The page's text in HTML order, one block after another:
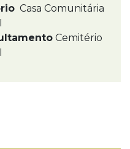
Casa Comunitária
Cemitério